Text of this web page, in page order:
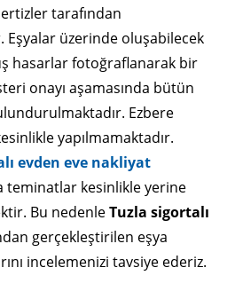
tarafından
üzerinde oluşabilecek
hasarlar fotoğraflanarak bir
onayı aşamasında bütün
Ezbere
yapılmamaktadır.
evden eve nakliyat
teminatlar kesinlikle yerine
Bu nedenleTuzla sigortalı
gerçekleştirilen eşya
incelemenizi tavsiye ederiz.